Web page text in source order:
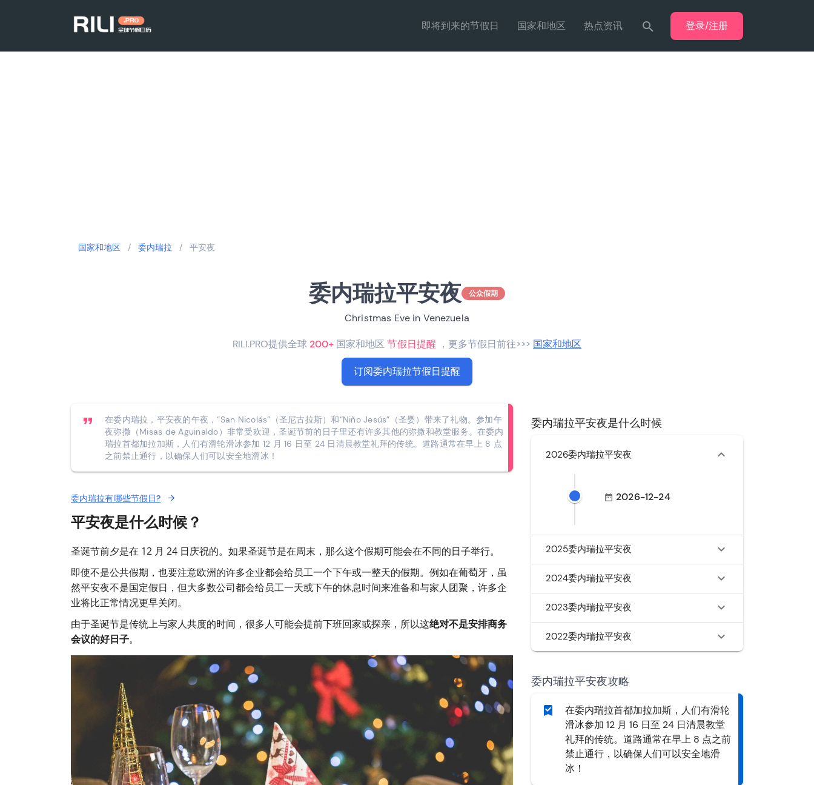
即将到来的节假日 国家和地区 热点资讯 登录/注册
国家和地区 / 委内瑞拉 / 平安夜
委内瑞拉平安夜 公众假期
Christmas Eve in Venezuela
RILI.PRO提供全球 200+ 国家和地区节假日提醒 ，更多节假日前往>>> 国家和地区
订阅委内瑞拉节假日提醒
在委内瑞拉，平安夜的午夜，“San Nicolás”（圣尼古拉斯）和“Niño Jesús”（圣婴）带来了礼物。参加午
夜弥撒（Misas de Aguinaldo）非常受欢迎，圣诞节前的日子里还有许多其他的弥撒和教堂服务。在委内
瑞拉首都加拉加斯，人们有滑轮滑冰参加 12 月 16 日至 24 日清晨教堂礼拜的传统。道路通常在早上 8 点
之前禁止通行，以确保人们可以安全地滑冰！
委内瑞拉有哪些节假日?
平安夜是什么时候？
圣诞节前夕是在 12 月 24 日庆祝的。如果圣诞节是在周末，那么这个假期可能会在不同的日子举行。
即使不是公共假期，也要注意欧洲的许多企业都会给员工一个下午或一整天的假期。例如在葡萄牙，虽
然平安夜不是国定假日，但大多数公司都会给员工一天或下午的休息时间来准备和与家人团聚，许多企
业将比正常情况更早关闭。
由于圣诞节是传统上与家人共度的时间，很多人可能会提前下班回家或探亲，所以这绝对不是安排商务
会议的好日子。
委内瑞拉平安夜是什么时候
2026委内瑞拉平安夜
2026-12-24
2025委内瑞拉平安夜
2024委内瑞拉平安夜
2023委内瑞拉平安夜
2022委内瑞拉平安夜
委内瑞拉平安夜攻略
在委内瑞拉首都加拉加斯，人们有滑轮
滑冰参加 12 月 16 日至 24 日清晨教堂
礼拜的传统。道路通常在早上 8 点之前
禁止通行，以确保人们可以安全地滑
冰！